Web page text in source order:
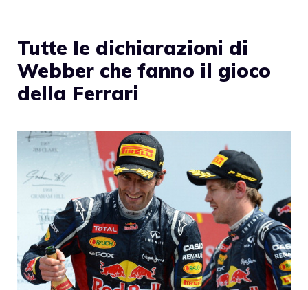
Tutte le dichiarazioni di
Webber che fanno il gioco
della Ferrari